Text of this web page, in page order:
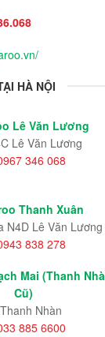
HÀ NỘI
Lê Văn Lương
Lê Văn Lương
346 068
Thanh Xuân
N4D Lê Văn Lương
838 278
Mai (Thanh
Cũ)
Nhàn
885 6600